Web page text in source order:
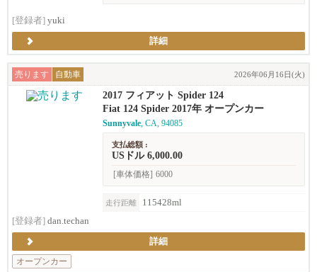
[登録者] yuki
詳細
売ります 自動車 2026年06月16日(火)
2017 フィアット Spider 124
Fiat 124 Spider 2017年 オープンカー
Sunnyvale, CA, 94085
支払総額 :
USドル 6,000.00
[車体価格] 6000
走行距離
115428ml
[登録者] dan.techan
詳細
オープンカー